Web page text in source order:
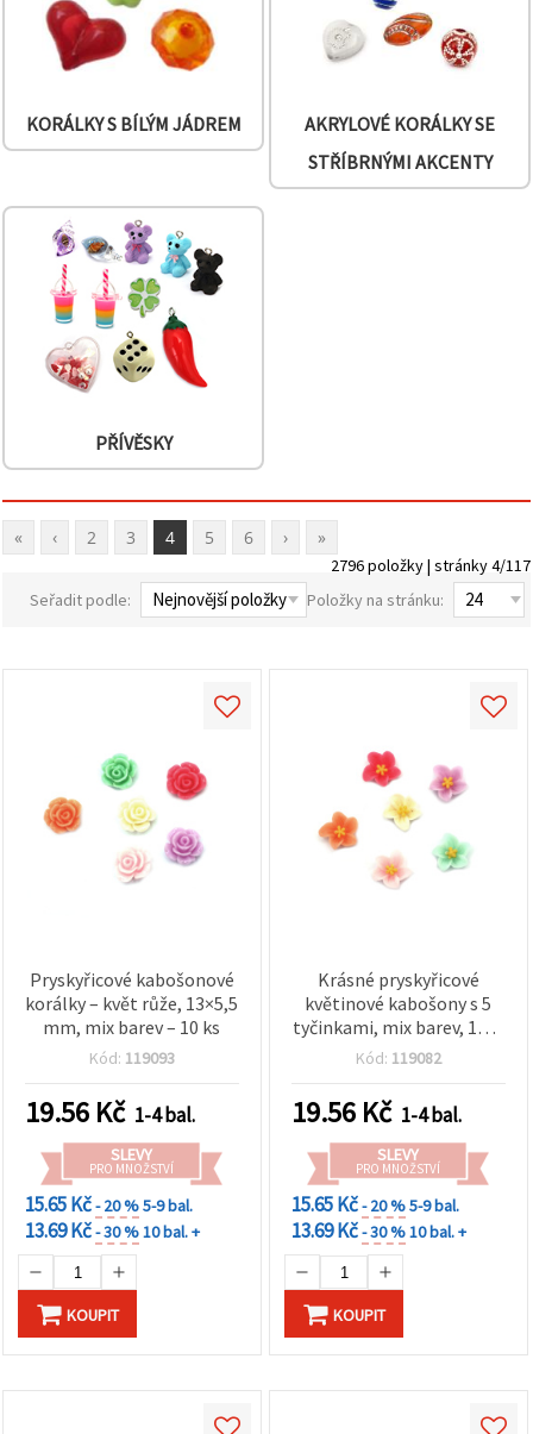
KORÁLKY S BÍLÝM JÁDREM
AKRYLOVÉ KORÁLKY SE
STŘÍBRNÝMI AKCENTY
PŘÍVĚSKY
« ‹ 2 3 4 5 6 › »
2796 položky | stránky 4/117
Seřadit podle:
Položky na stránku:
Pryskyřicové kabošonové
korálky – květ růže, 13×5,5
mm, mix barev – 10 ks
Kód: 119093
19.56 Kč 1-4 bal.
SLEVY
PRO MNOŽSTVÍ
15.65 Kč- 20 %5-9 bal.
13.69 Kč- 30 %10 bal. +
KOUPIT
Krásné pryskyřicové
květinové kabošony s 5
tyčinkami, mix barev, 14x5
mm – sada 10 ks pro
projekty
Kód: 119082
19.56 Kč 1-4 bal.
SLEVY
PRO MNOŽSTVÍ
15.65 Kč- 20 %5-9 bal.
13.69 Kč- 30 %10 bal. +
KOUPIT